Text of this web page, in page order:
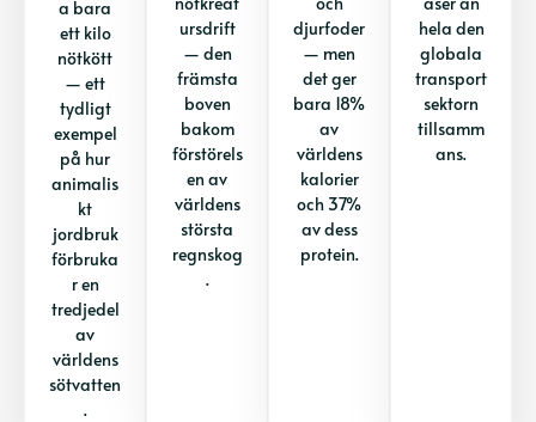
a bara
ett kilo
nötkött
— ett
tydligt
exempel
på hur
animalis
kt
jordbruk
förbruka
r en
tredjedel
av
världens
sötvatten
.
ursdrift
— den
främsta
boven
bakom
förstörels
en av
världens
största
regnskog
.
djurfoder
— men
det ger
bara 18%
av
världens
kalorier
och 37%
av dess
protein.
hela den
globala
transport
sektorn
tillsamm
ans.